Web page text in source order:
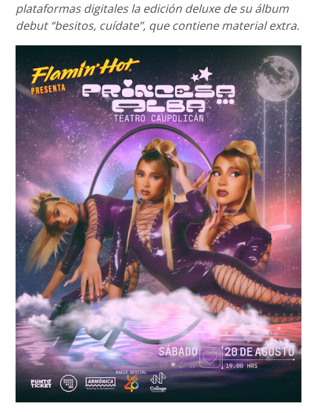
plataformas digitales la edición deluxe de su álbum
debut “besitos, cuídate”, que contiene material extra.